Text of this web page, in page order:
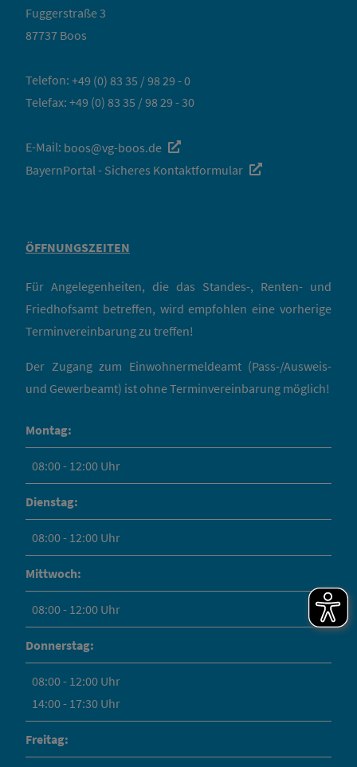
Fuggerstraße 3
87737 Boos
Telefon: +49 (0) 83 35 / 98 29 - 0
Telefax: +49 (0) 83 35 / 98 29 - 30
E-Mail: boos@vg-boos.de
BayernPortal - Sicheres Kontaktformular
ÖFFNUNGSZEITEN
Für Angelegenheiten, die das Standes-, Renten- und
Friedhofsamt betreffen, wird empfohlen eine vorherige
Terminvereinbarung zu treffen!
Der Zugang zum Einwohnermeldeamt (Pass-/Ausweis-
und Gewerbeamt) ist ohne Terminvereinbarung möglich!
Montag:
08:00 - 12:00 Uhr
Dienstag:
08:00 - 12:00 Uhr
Mittwoch:
08:00 - 12:00 Uhr
Donnerstag:
08:00 - 12:00 Uhr
14:00 - 17:30 Uhr
Freitag: